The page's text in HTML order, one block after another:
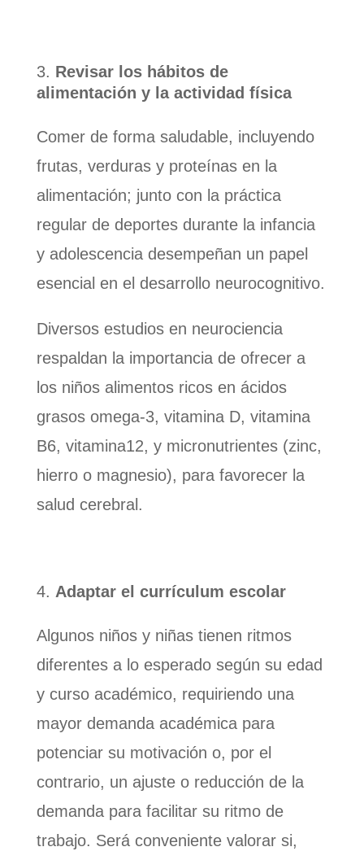
Revisar los hábitos de
alimentación y la actividad física
Comer de forma saludable, incluyendo
frutas, verduras y proteínas en la
alimentación; junto con la práctica
regular de deportes durante la infancia
y adolescencia desempeñan un papel
esencial en el desarrollo neurocognitivo.
Diversos estudios en neurociencia
respaldan la importancia de ofrecer a
los niños alimentos ricos en ácidos
grasos omega-3, vitamina D, vitamina
B6, vitamina12, y micronutrientes (zinc,
hierro o magnesio), para favorecer la
salud cerebral.
Adaptar el currículum escolar
Algunos niños y niñas tienen ritmos
diferentes a lo esperado según su edad
y curso académico, requiriendo una
mayor demanda académica para
potenciar su motivación o, por el
contrario, un ajuste o reducción de la
demanda para facilitar su ritmo de
trabajo. Será conveniente valorar si,